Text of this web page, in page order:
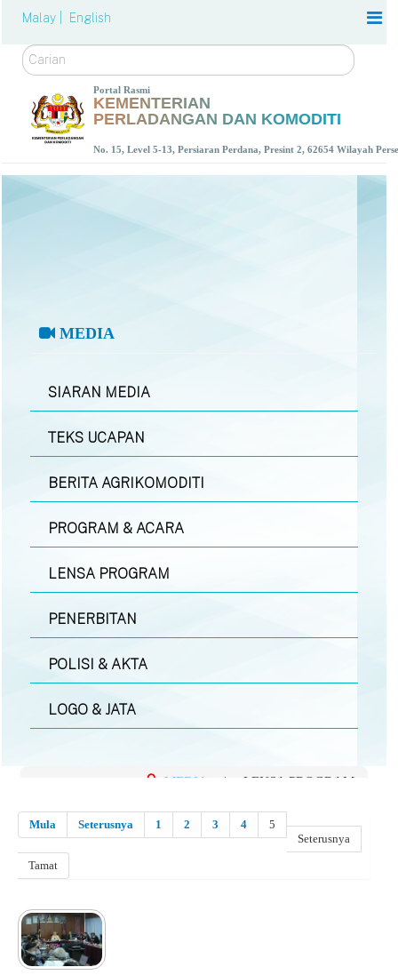
Malay | English
Carian
Portal Rasmi
KEMENTERIAN
PERLADANGAN DAN KOMODITI
No. 15, Level 5-13, Persiaran Perdana, Presint 2, 62654 Wilayah
MEDIA
SIARAN MEDIA
TEKS UCAPAN
BERITA AGRIKOMODITI
PROGRAM & ACARA
LENSA PROGRAM
PENERBITAN
POLISI & AKTA
LOGO & JATA
MEDIA | LENSA PROGRAM
Mula Seterusnya 1 2 3 4
5
Seterusnya
Tamat